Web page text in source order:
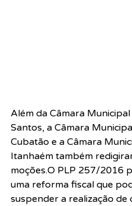
Além da Câmara Municipal
Santos, a Câmara
Cubatão e a Câmara
Itanhaém também
moções.O PLP 257/2016
uma reforma fiscal que
suspender a realização de